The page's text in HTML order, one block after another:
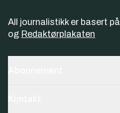
All journalistikk er basert på
og Redaktørplakaten